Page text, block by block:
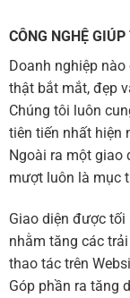
CÔNG NGHỆ
Doanh nghiệp
thật bắt mắt, đẹp
Chúng tôi luôn
tiên tiến nhất hiện
Ngoài ra một giao
mượt luôn là mục
Giao diện được tối
nhằm tăng các
thao tác trên
Góp phần ra tăng